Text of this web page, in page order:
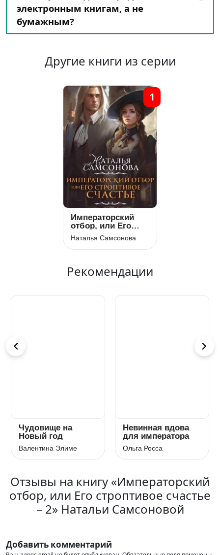
электронным книгам, а не
бумажным?
Другие книги из серии
Императорский
отбор, или Его
строптивое
счастье
Наталья Самсонова
1
Рекомендации
Чудовище на
Новый год
Валентина Элиме
Невинная вдова
для императора
Ольга Росса
Отзывы на книгу «Императорский
отбор, или Его строптивое счастье
– 2» Натальи Самсоновой
Добавить комментарий